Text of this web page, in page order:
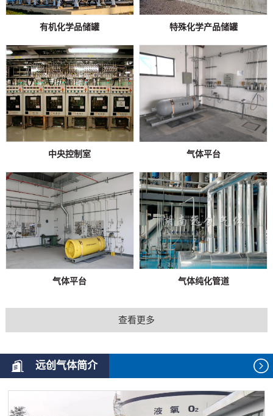
有机化学品储罐 特殊化学产品储罐
中央控制室 气体平台
气体平台 气体纯化管道
查看更多
远创气体简介